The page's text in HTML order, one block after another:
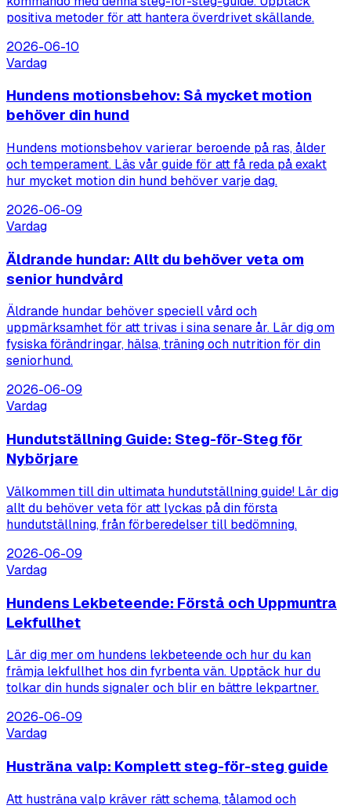
positiva metoder för att hantera överdrivet skällande.
2026-06-10
Vardag
Hundens motionsbehov: Så mycket motion
behöver din hund
Hundens motionsbehov varierar beroende på ras, ålder
och temperament. Läs vår guide för att få reda på exakt
hur mycket motion din hund behöver varje dag.
2026-06-09
Vardag
Äldrande hundar: Allt du behöver veta om
senior hundvård
Äldrande hundar behöver speciell vård och
uppmärksamhet för att trivas i sina senare år. Lär dig om
fysiska förändringar, hälsa, träning och nutrition för din
seniorhund.
2026-06-09
Vardag
Hundutställning Guide: Steg-för-Steg för
Nybörjare
Välkommen till din ultimata hundutställning guide! Lär dig
allt du behöver veta för att lyckas på din första
hundutställning, från förberedelser till bedömning.
2026-06-09
Vardag
Hundens Lekbeteende: Förstå och Uppmuntra
Lekfullhet
Lär dig mer om hundens lekbeteende och hur du kan
främja lekfullhet hos din fyrbenta vän. Upptäck hur du
tolkar din hunds signaler och blir en bättre lekpartner.
2026-06-09
Vardag
Husträna valp: Komplett steg-för-steg guide
Att husträna valp kräver rätt schema, tålamod och